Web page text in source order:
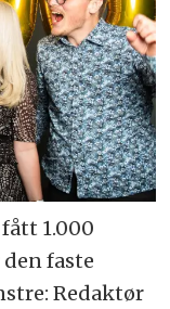
1.000
faste
Redaktør